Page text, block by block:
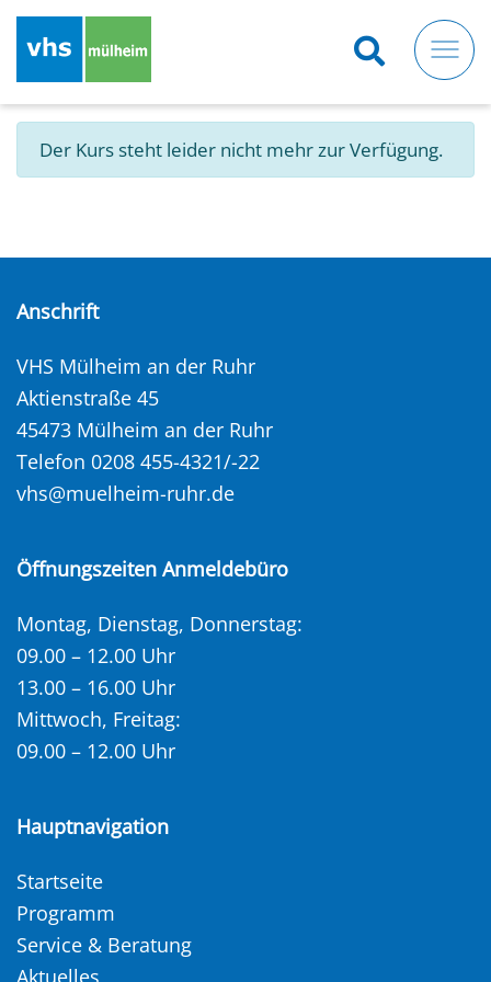
Der Kurs steht leider nicht mehr zur Verfügung.
Anschrift
VHS Mülheim an der Ruhr
Aktienstraße 45
45473 Mülheim an der Ruhr
Telefon 0208 455-4321/-22
vhs@muelheim-ruhr.de
Öffnungszeiten Anmeldebüro
Montag, Dienstag, Donnerstag:
09.00 – 12.00 Uhr
13.00 – 16.00 Uhr
Mittwoch, Freitag:
09.00 – 12.00 Uhr
Hauptnavigation
Startseite
Programm
Service & Beratung
Aktuelles